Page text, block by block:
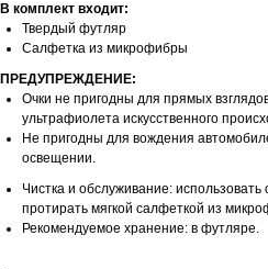
В комплект входит:
Твердый футляр
Салфетка из микрофибры
ПРЕДУПРЕЖДЕНИЕ:
Очки не пригодны для прямых
ультрафиолета искусственного
Не пригодны для вождения
освещении.
Чистка и обслуживание:
протирать мягкой салфеткой из
Рекомендуемое хранение: в футляре.